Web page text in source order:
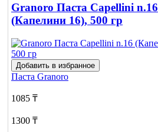
Granoro Паста Capellini n.16
(Капелини 16), 500 гр
Добавить в избранное
Паста Granoro
1085 ₸
1300 ₸